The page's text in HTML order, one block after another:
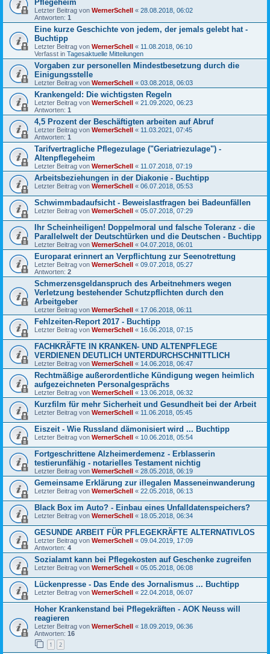
Pflegeheim
Letzter Beitrag von WernerSchell « 28.08.2018, 06:02
Antworten: 1
Eine kurze Geschichte von jedem, der jemals gelebt hat -
Buchtipp
Letzter Beitrag von WernerSchell « 11.08.2018, 06:10
Verfasst in Tagesaktuelle Mitteilungen
Vorgaben zur personellen Mindestbesetzung durch die
Einigungsstelle
Letzter Beitrag von WernerSchell « 03.08.2018, 06:03
Krankengeld: Die wichtigsten Regeln
Letzter Beitrag von WernerSchell « 21.09.2020, 06:23
Antworten: 1
4,5 Prozent der Beschäftigten arbeiten auf Abruf
Letzter Beitrag von WernerSchell « 11.03.2021, 07:45
Antworten: 1
Tarifvertragliche Pflegezulage ("Geriatriezulage") -
Altenpflegeheim
Letzter Beitrag von WernerSchell « 11.07.2018, 07:19
Arbeitsbeziehungen in der Diakonie - Buchtipp
Letzter Beitrag von WernerSchell « 06.07.2018, 05:53
Schwimmbadaufsicht - Beweislastfragen bei Badeunfällen
Letzter Beitrag von WernerSchell « 05.07.2018, 07:29
Ihr Scheinheiligen! Doppelmoral und falsche Toleranz - die
Parallelwelt der Deutschtürken und die Deutschen - Buchtipp
Letzter Beitrag von WernerSchell « 04.07.2018, 06:01
Europarat erinnert an Verpflichtung zur Seenotrettung
Letzter Beitrag von WernerSchell « 09.07.2018, 05:27
Antworten: 2
Schmerzensgeldanspruch des Arbeitnehmers wegen
Verletzung bestehender Schutzpflichten durch den
Arbeitgeber
Letzter Beitrag von WernerSchell « 17.06.2018, 06:11
Fehlzeiten-Report 2017 - Buchtipp
Letzter Beitrag von WernerSchell « 16.06.2018, 07:15
FACHKRÄFTE IN KRANKEN- UND ALTENPFLEGE
VERDIENEN DEUTLICH UNTERDURCHSCHNITTLICH
Letzter Beitrag von WernerSchell « 14.06.2018, 06:47
Rechtmäßige außerordentliche Kündigung wegen heimlich
aufgezeichneten Personalgesprächs
Letzter Beitrag von WernerSchell « 13.06.2018, 06:32
Kurzfilm für mehr Sicherheit und Gesundheit bei der Arbeit
Letzter Beitrag von WernerSchell « 11.06.2018, 05:45
Eiszeit - Wie Russland dämonisiert wird ... Buchtipp
Letzter Beitrag von WernerSchell « 10.06.2018, 05:54
Fortgeschrittene Alzheimerdemenz - Erblasserin
testierunfähig - notarielles Testament nichtig
Letzter Beitrag von WernerSchell « 28.05.2018, 06:19
Gemeinsame Erklärung zur illegalen Masseneinwanderung
Letzter Beitrag von WernerSchell « 22.05.2018, 06:13
Black Box im Auto? - Einbau eines Unfalldatenspeichers?
Letzter Beitrag von WernerSchell « 18.05.2018, 06:34
GESUNDE ARBEIT FÜR PFLEGEKRÄFTE ALTERNATIVLOS
Letzter Beitrag von WernerSchell « 09.04.2019, 17:09
Antworten: 4
Sozialamt kann bei Pflegekosten auf Geschenke zugreifen
Letzter Beitrag von WernerSchell « 05.05.2018, 06:08
Lückenpresse - Das Ende des Jornalismus ... Buchtipp
Letzter Beitrag von WernerSchell « 22.04.2018, 06:07
Hoher Krankenstand bei Pflegekräften - AOK Neuss will
reagieren
Letzter Beitrag von WernerSchell « 18.09.2019, 06:36
Antworten: 16
1 2